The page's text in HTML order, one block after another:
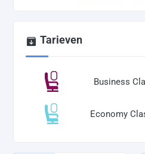
Tarieven
Business
Economy